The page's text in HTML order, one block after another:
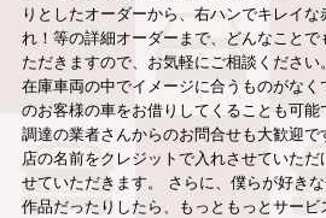
りとしたオーダーから、右ハンでキレイな
れ！等の詳細オーダーまで、どんなこと
ただきますので、お気軽にご相談くださ
在庫車両の中でイメージに合うものがな
のお客様の車をお借りしてくることも可
調達の業者さんからのお問合せも大歓迎で
店の名前をクレジットで入れさせていた
せていただきます。 さらに、僕らが好き
作品だったりしたら、もっともっとサービ